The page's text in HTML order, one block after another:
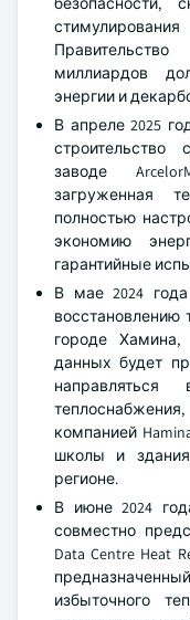
миллиардов
энергии и
В апреле 2025
заводе
загруженная
полностью
экономию
гарантийные
В мае 2024
восстановлению
городе
данных будет
направляться
компанией
школы и
регионе.
В июне 2024
совместно
Data Centre Heat
избыточного